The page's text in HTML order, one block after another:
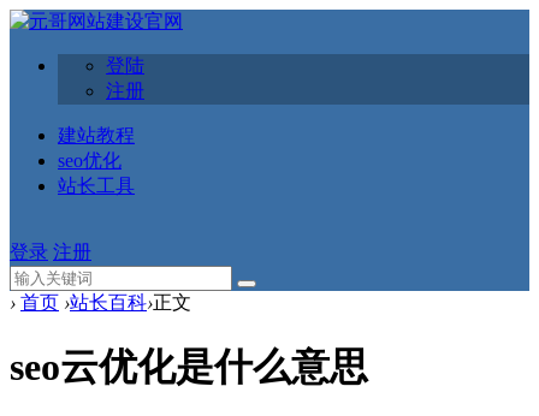
登陆
注册
建站教程
seo优化
站长工具
登录 注册
› 首页 ›站长百科›正文
seo云优化是什么意思